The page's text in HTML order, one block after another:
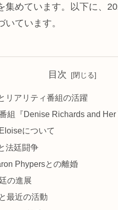
集めています。以下に、
ています。
目次
リアリティ番組の活躍
組『Denise Richards and Her
について
法廷闘争
Phypersとの離婚
の進展
最近の活動